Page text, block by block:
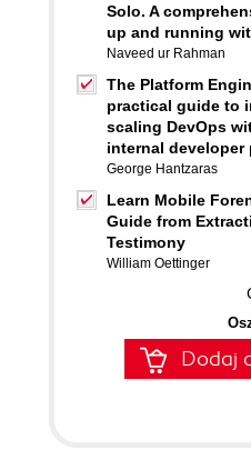
Solo. A
up and running
Naveed ur Rahman
The Platform
practical guide to
scaling DevOps
internal developer
George Hantzaras
Learn Mobile
Guide from
Testimony
William Oettinger
Dodaj